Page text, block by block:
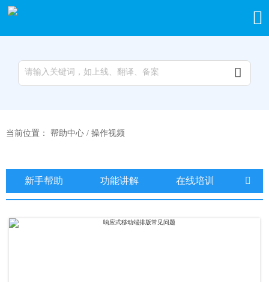


当前位置： 帮助中心 / 操作视频
新手帮助 功能讲解 在线培训 